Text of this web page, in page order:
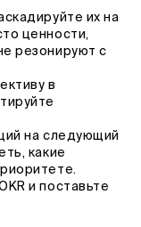
их на
ценности,
резонируют с
в
на следующий
какие
и поставьте